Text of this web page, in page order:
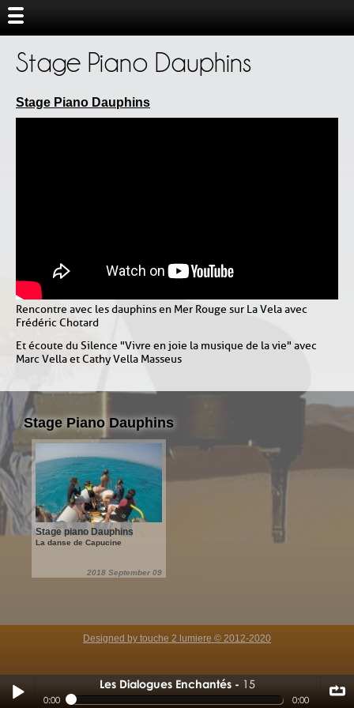
Stage Piano Dauphins
Stage Piano Dauphins
Rencontre avec les dauphins en Mer Rouge sur La Vela avec
Frédéric Chotard
Et écoute du Silence "Vivre en joie la musique de la vie" avec
Marc Vella et Cathy Vella Masseus
Stage Piano Dauphins
Stage piano Dauphins
La danse de Capucine
2018 September 09
Les Dialogues Enchantés 15
0:00 0:00
15
Designed by touche 2 lumiere © 2012-2020